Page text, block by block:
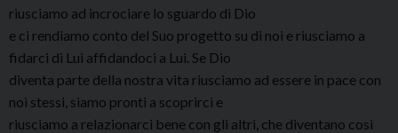
riusciamo ad incrociare lo sguardo di Dio
e ci rendiamo conto del Suo progetto su di noi e riusciamo a
fidarci di Lui affidandoci a Lui. Se Dio
diventa parte della nostra vita riusciamo ad essere in pace con
noi stessi, siamo pronti a scoprirci e
riusciamo a relazionarci bene con gli altri, che diventano così